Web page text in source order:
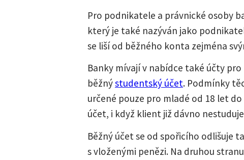
Pro podnikatele a právnické osoby
který je také nazýván jako
se liší od běžného konta zejména
Banky mívají v nabídce také účty
běžnýstudentský účet. Podmínky
určené pouze pro mladé od 18 let
účet, i když klient již dávno
Běžný účet se od spořicího odlišuje
s vloženými penězi. Na druhou